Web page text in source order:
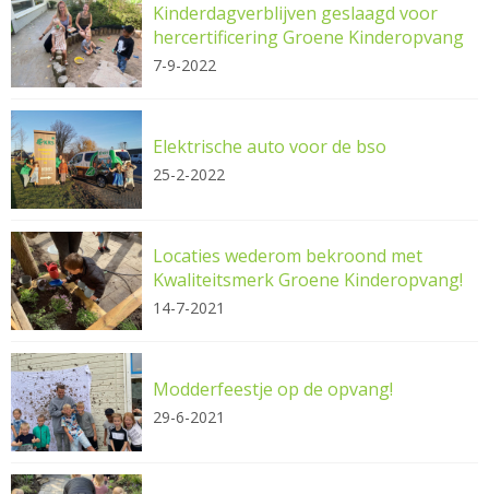
Kinderdagverblijven geslaagd voor
hercertificering Groene Kinderopvang
7-9-2022
Elektrische auto voor de bso
25-2-2022
Locaties wederom bekroond met
Kwaliteitsmerk Groene Kinderopvang!
14-7-2021
Modderfeestje op de opvang!
29-6-2021